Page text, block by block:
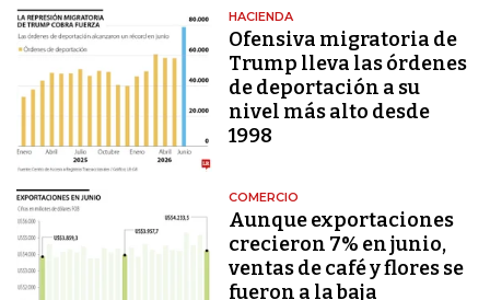
HACIENDA
Ofensiva migratoria de
Trump lleva las órdenes
de deportación a su
nivel más alto desde
1998
COMERCIO
Aunque exportaciones
crecieron 7% en junio,
ventas de café y flores se
fueron a la baja